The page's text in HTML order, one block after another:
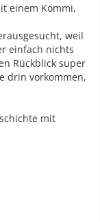
einem Kommi,
weil
einfach nichts
Rückblick super
drin vorkommen,
mit